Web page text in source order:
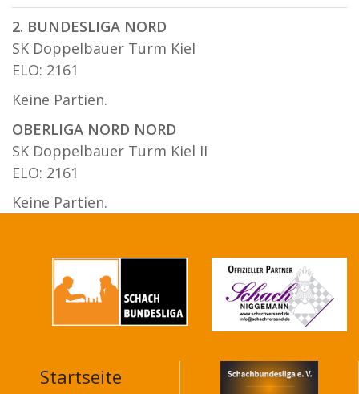
2. BUNDESLIGA NORD
SK Doppelbauer Turm Kiel
ELO: 2161
Keine Partien.
OBERLIGA NORD NORD
SK Doppelbauer Turm Kiel II
ELO: 2161
Keine Partien.
MAIN
Startseite